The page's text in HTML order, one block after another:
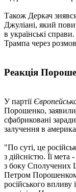
Також Деркач
Джуліані, який
в українські
Трампа через
Реакція
У партії
Порошенко,
сфабриковані
залучення в
"По суті, це
з дійсністю. Її мета
з боку Сполучених
Петром
російського впливу